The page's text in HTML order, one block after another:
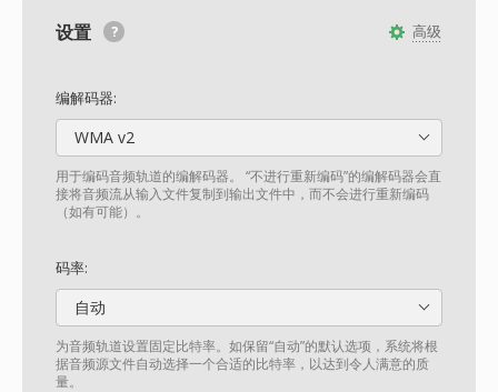
高级
设置
编解码器:
WMA v2
用于编码音频轨道的编解码器。 “不进行重新编码”的编解码器会直
接将音频流从输入文件复制到输出文件中，而不会进行重新编码
（如有可能）。
码率:
自动
为音频轨道设置固定比特率。如保留“自动”的默认选项，系统将根
据音频源文件自动选择一个合适的比特率，以达到令人满意的质
量。